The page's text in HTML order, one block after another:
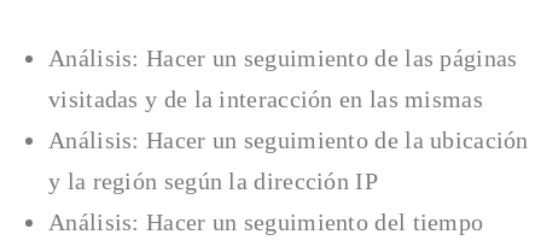
Análisis: Hacer un seguimiento de las páginas
visitadas y de la interacción en las mismas
Análisis: Hacer un seguimiento de la ubicación
y la región según la dirección IP
Análisis: Hacer un seguimiento del tiempo